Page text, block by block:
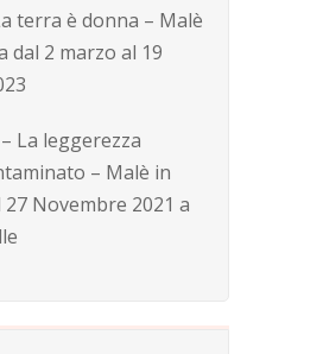
terra è donna – Malè
dal 2 marzo al 19
La leggerezza
– Malè in
Novembre 2021 a